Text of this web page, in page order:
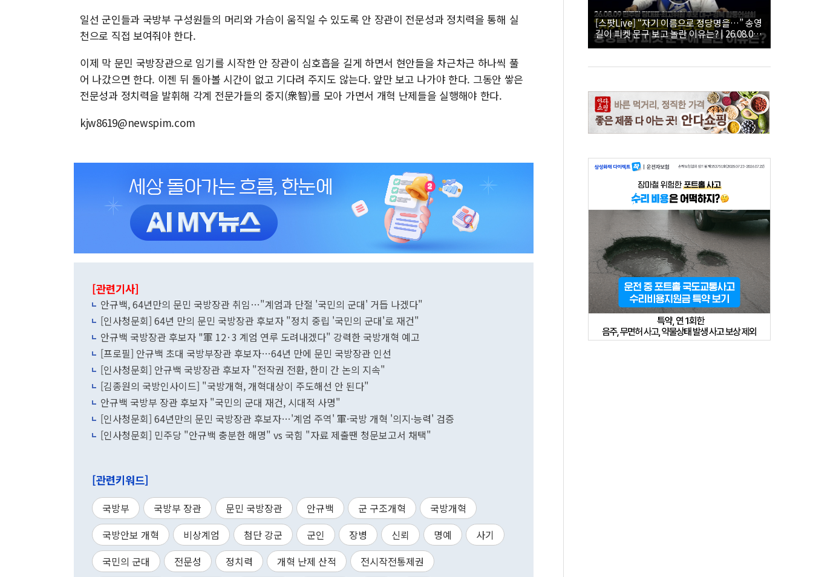
일선 군인들과 국방부 구성원들의 머리와 가슴이 움직일 수 있도록 안 장관이 전문성과 정치력을 통해 실
천으로 직접 보여줘야 한다.
이제 막 문민 국방장관으로 임기를 시작한 안 장관이 심호흡을 길게 하면서 현안들을 차근차근 하나씩 풀
어 나갔으면 한다. 이젠 뒤 돌아볼 시간이 없고 기다려 주지도 않는다. 앞만 보고 나가야 한다. 그동안 쌓은
전문성과 정치력을 발휘해 각계 전문가들의 중지(衆智)를 모아 가면서 개혁 난제들을 실행해야 한다.
kjw8619@newspim.com
[관련기사]
안규백, 64년만의 문민 국방장관 취임…"계엄과 단절 '국민의 군대' 거듭 나겠다"
[인사청문회] 64년 만의 문민 국방장관 후보자 "정치 중립 '국민의 군대'로 재건"
안규백 국방장관 후보자 "軍 12·3 계엄 연루 도려내겠다" 강력한 국방개혁 예고
[프로필] 안규백 초대 국방부장관 후보자…64년 만에 문민 국방장관 인선
[인사청문회] 안규백 국방장관 후보자 "전작권 전환, 한미 간 논의 지속"
[김종원의 국방인사이드] "국방개혁, 개혁대상이 주도해선 안 된다"
안규백 국방부 장관 후보자 "국민의 군대 재건, 시대적 사명"
[인사청문회] 64년만의 문민 국방장관 후보자…'계엄 주역' 軍·국방 개혁 '의지·능력' 검증
[인사청문회] 민주당 "안규백 충분한 해명" vs 국힘 "자료 제출땐 청문보고서 채택"
[관련키워드]
국방부 국방부 장관 문민 국방장관 안규백 군 구조개혁
국방개혁
국방안보 개혁
비상계엄 첨단 강군 군인 장병 신뢰 명예
사기
국민의 군대
전문성 정치력 개혁 난제 산적
전시작전통제권
[스팟Live] “자기 이름으로 정당명을…” 송영
길이 피켓 문구 보고 놀란 이유는? | 26.08.09
더불어민주당 당대표·최고위원 후보 대구·경